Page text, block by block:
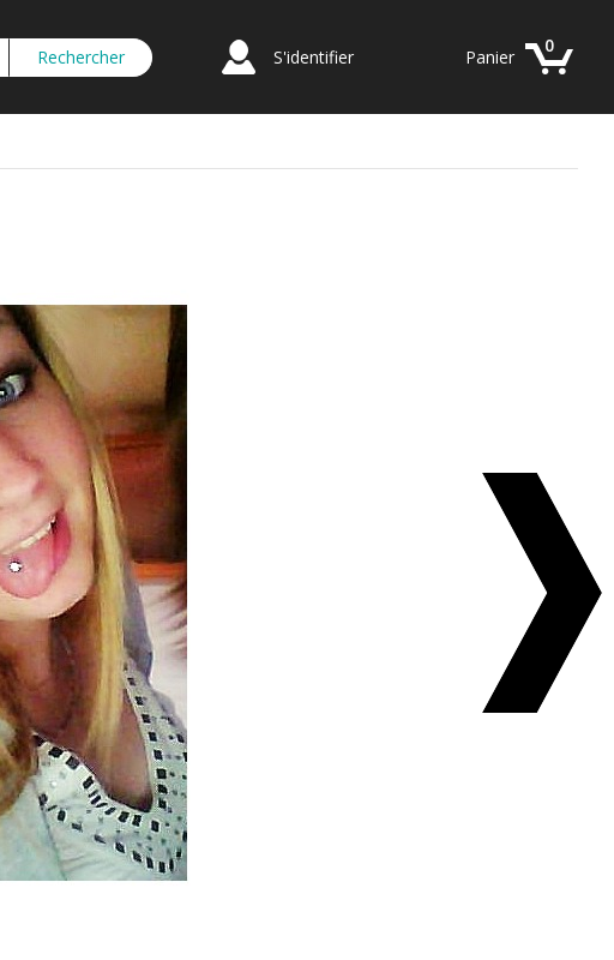
S'identifier
0
Panier